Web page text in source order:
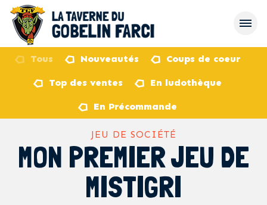
Tous Nouveautés Coups de coeur
Top des ventes En ludothèque
En Précommande
JEU DE SOCIÉTÉ
MON PREMIER JEU DE
MISTIGRI